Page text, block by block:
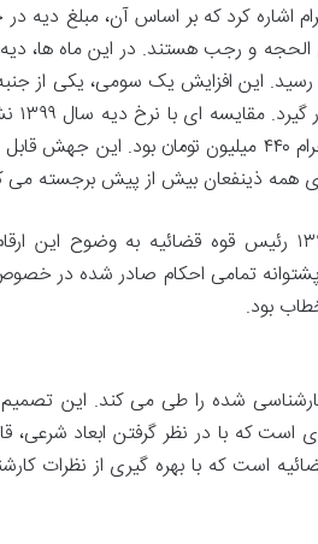
اشاره کرد که بر اساس آن، مبلغ دیه
و رجب هستند. در این ماه ها،
رسید. این افزایش یک سومی، یکی از
که
همه ذینفعان بیش از پیش برجسته می
بخشنامه شماره ۹۰۰۰/۱۶۵۲۳۷/۱۰۰ مورخ ۱۳۹۹/۱۲/۲۷ رئیس قوه
بود.
شده را طی می کند. این
که با در نظر گرفتن ابعاد شرعی،
است که با بهره گیری از نظرات